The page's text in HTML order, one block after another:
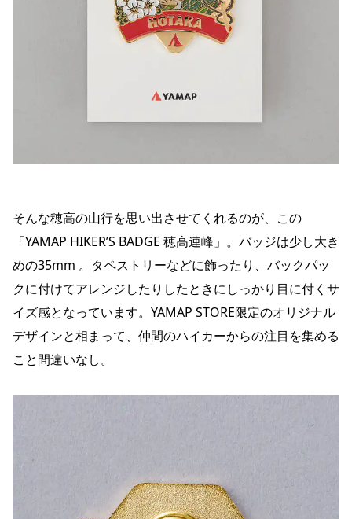
そんな穂高の山行を思い出させてくれるのが、この
「YAMAP HIKER’S BADGE 穂高連峰」。バッジは少し大き
めの35mm 。タペストリーなどに飾ったり、バックパッ
クに付けてアレンジしたりしたときにしっかり目に付くサ
イズ感となっています。YAMAP STORE限定のオリジナル
デザインと相まって、仲間のハイカーからの注目を集める
こと間違いなし。